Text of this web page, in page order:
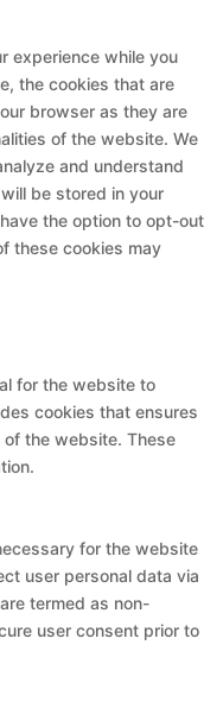
experience while you
the cookies that are
browser as they are
of the website. We
and understand
be stored in your
the option to opt-out
these cookies may
for the website to
cookies that ensures
the website. These
for the website
user personal data via
termed as non-
user consent prior to